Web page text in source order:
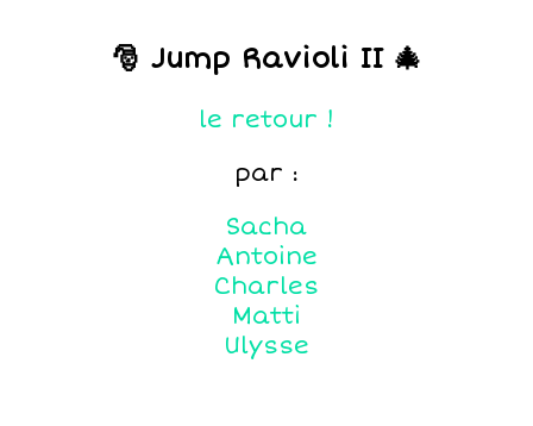
🎅 Jump Ravioli II 🎄
le retour !
par :
Sacha
Antoine
Charles
Matti
Ulysse